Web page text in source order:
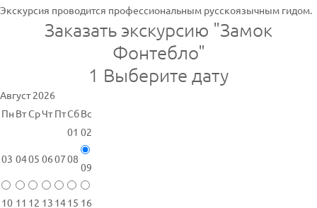
Экскурсия проводится профессиональным русскоязычным гидом.
Заказать экскурсию "Замок
Фонтебло"
1 Выберите дату
Август 2026
Пн ВтСрЧт ПтСбВс
01 02
03 0405 060708
09
10 11 12 13 1415 16